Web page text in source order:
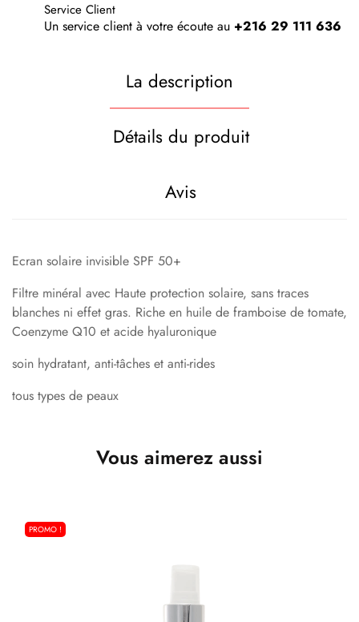
Service Client
Un service client à votre écoute au +216 29 111 636
La description
Détails du produit
Avis
Ecran solaire invisible SPF 50+
Filtre minéral avec Haute protection solaire, sans traces
blanches ni effet gras. Riche en huile de framboise de tomate,
Coenzyme Q10 et acide hyaluronique
soin hydratant, anti-tâches et anti-rides
tous types de peaux
Vous aimerez aussi
PROMO !